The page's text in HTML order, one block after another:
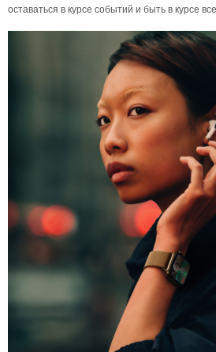
оставаться в курсе событий и быть в курсе